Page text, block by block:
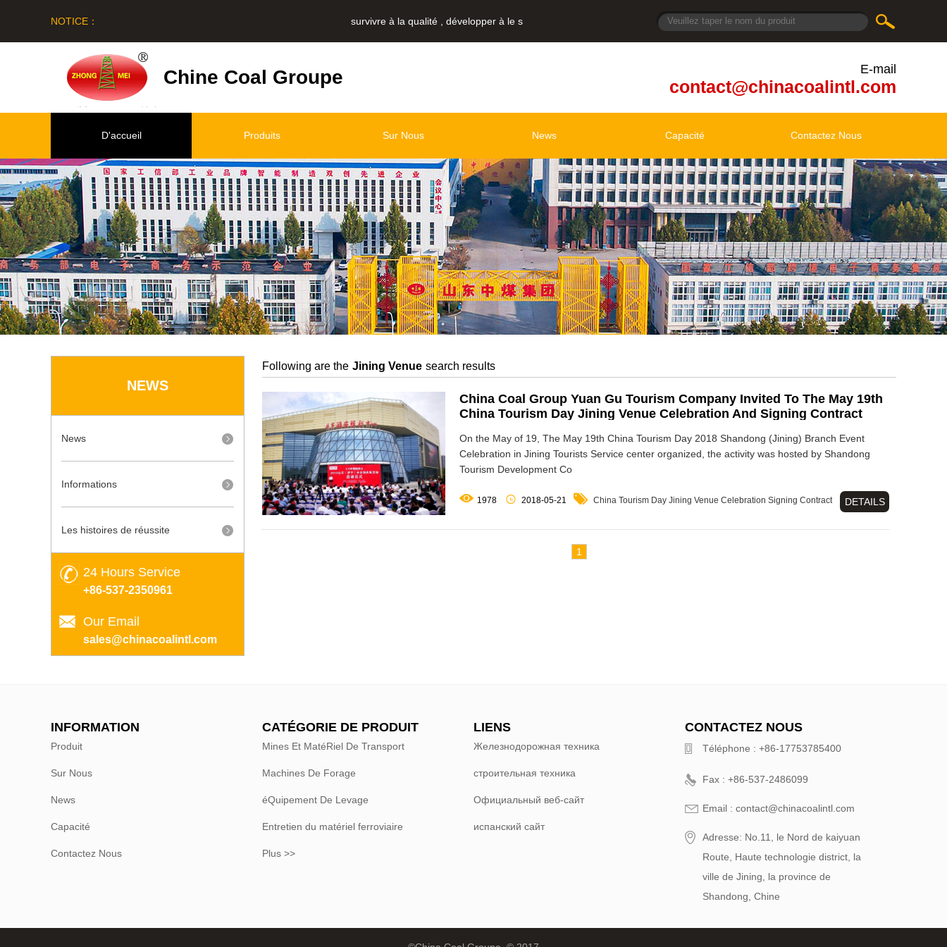
NOTICE： survivre à la qualité , développer à le service, Sur la global,Sur le monde!
Chine Coal Groupe E-mail
contact@chinacoalintl.com
D'accueil Produits Sur Nous News Capacité Contactez Nous
NEWS
News
Informations
Les histoires de réussite
24 Hours Service
+86-537-2350961
Our Email
sales@chinacoalintl.com
Following are the Jining Venue search results
China Coal Group Yuan Gu Tourism Company Invited To The May 19th
China Tourism Day Jining Venue Celebration And Signing Contract
On the May of 19, The May 19th China Tourism Day 2018 Shandong (Jining) Branch Event
Celebration in Jining Tourists Service center organized, the activity was hosted by Shandong
Tourism Development Co
 1978  2018-05-21  China Tourism Day Jining Venue Celebration Signing Contract DETAILS
1
INFORMATION
Produit
Sur Nous
News
Capacité
Contactez Nous
CATÉGORIE DE PRODUIT
Mines Et MatéRiel De Transport
Machines De Forage
éQuipement De Levage
Entretien du matériel ferroviaire
Plus >>
LIENS
Железнодорожная техника
строительная техника
Официальный веб-сайт
испанский сайт
CONTACTEZ NOUS
Téléphone : +86-17753785400
Fax : +86-537-2486099
Email : contact@chinacoalintl.com
Adresse: No.11, le Nord de kaiyuan
Route, Haute technologie district, la
ville de Jining, la province de
Shandong, Chine